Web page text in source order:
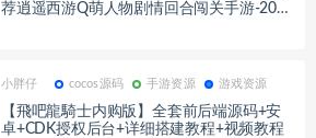
荐逍遥西游Q萌人物剧情回合闯关手游-2023
小胖仔 cocos源码 手游资源 游戏资源
【飛吧龍騎士内购版】全套前后端源码+安
卓+CDK授权后台+详细搭建教程+视频教程